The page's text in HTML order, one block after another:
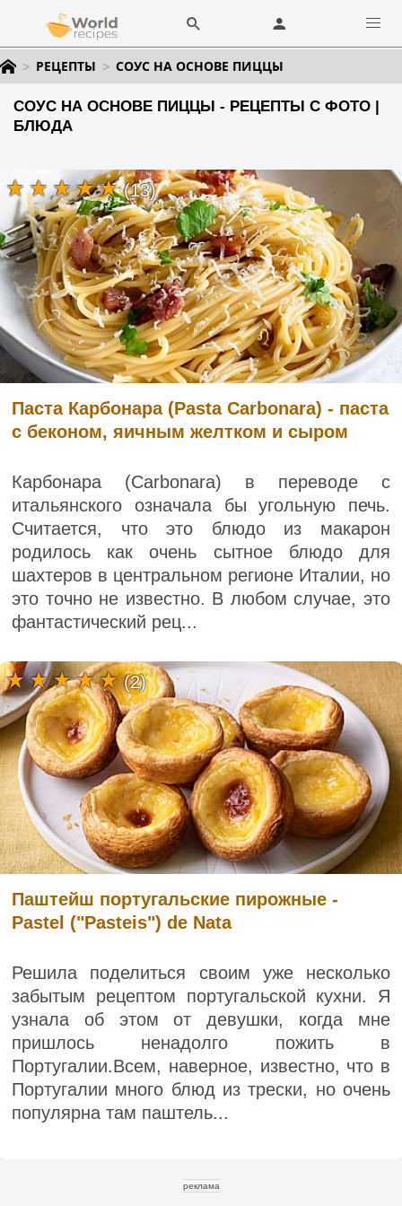
РЕЦЕПТЫ СОУС НА ОСНОВЕ ПИЦЦЫ
СОУС НА ОСНОВЕ ПИЦЦЫ - РЕЦЕПТЫ С ФОТО |
БЛЮДА
Паста Карбонара (Pasta Carbonara) - паста
с беконом, яичным желтком и сыром
Карбонара (Carbonara) в переводе с
итальянского означала бы угольную печь.
Считается, что это блюдо из макарон
родилось как очень сытное блюдо для
шахтеров в центральном регионе Италии, но
это точно не известно. В любом случае, это
фантастический рец...
(13)
Паштейш португальские пирожные -
Pastel ("Pasteis") de Nata
Решила поделиться своим уже несколько
забытым рецептом португальской кухни. Я
узнала об этом от девушки, когда мне
пришлось ненадолго пожить в
Португалии.Всем, наверное, известно, что в
Португалии много блюд из трески, но очень
популярна там паштель...
(2)
реклама